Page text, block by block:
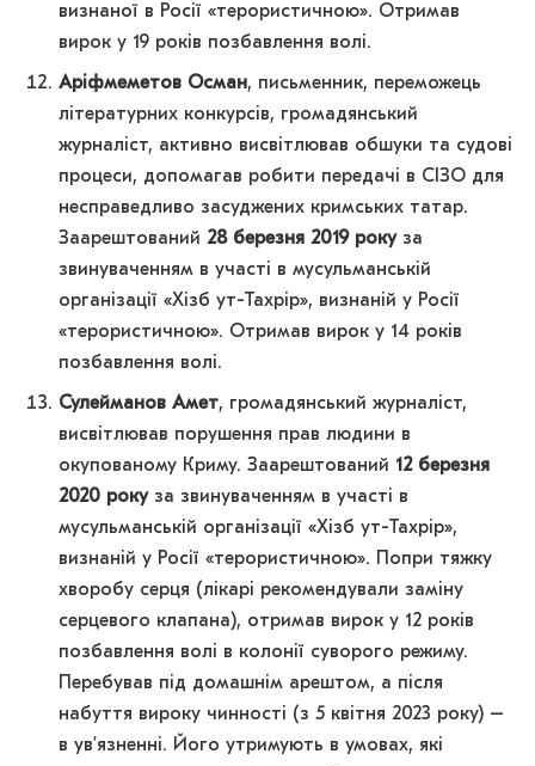
визнаної в Росії «терористичною». Отримав
вирок у 19 років позбавлення волі.
Аріфмеметов Осман, письменник, переможець
літературних конкурсів, громадянський
журналіст, активно висвітлював обшуки та судові
процеси, допомагав робити передачі в СІЗО для
несправедливо засуджених кримських татар.
Заарештований28 березня 2019 рокуза
звинуваченням в участі в мусульманській
організації «Хізб ут-Тахрір», визнаній у Росії
«терористичною». Отримав вирок у 14 років
позбавлення волі.
Сулейманов Амет, громадянський журналіст,
висвітлював порушення прав людини в
окупованому Криму. Заарештований 12 березня
2020 рокуза звинуваченням в участі в
мусульманській організації «Хізб ут-Тахрір»,
визнаній у Росії «терористичною». Попри тяжку
хворобу серця (лікарі рекомендували заміну
серцевого клапана), отримав вирок у 12 років
позбавлення волі в колонії суворого режиму.
Перебував під домашнім арештом, а після
набуття вироку чинності (з 5 квітня 2023 року) –
в ув’язненні. Його утримують в умовах, які